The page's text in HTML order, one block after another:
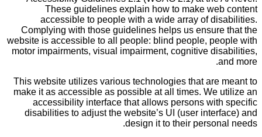
These guidelines explain how to make web content
accessible to people with a wide array of disabilities.
Complying with those guidelines helps us ensure that the
website is accessible to all people: blind people, people with
motor impairments, visual impairment, cognitive disabilities,
and more.
This website utilizes various technologies that are meant to
make it as accessible as possible at all times. We utilize an
accessibility interface that allows persons with specific
disabilities to adjust the website’s UI (user interface) and
design it to their personal needs.